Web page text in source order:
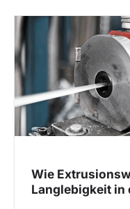
Wie
Langlebigkeit in